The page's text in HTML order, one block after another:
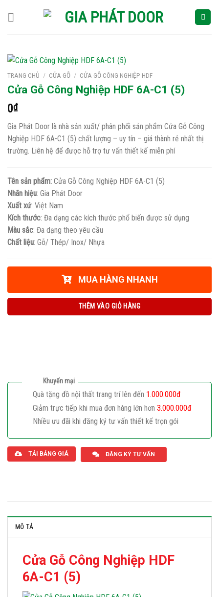
TRANG CHỦ / CỬA GỖ / CỬA GỖ CÔNG NGHIỆP HDF
Cửa Gỗ Công Nghiệp HDF 6A-C1 (5)
0₫
Gia Phát Door là nhà sản xuất/ phân phối sản phẩm Cửa Gỗ Công
Nghiệp HDF 6A-C1 (5) chất lượng – uy tín – giá thành rẻ nhất thị
trường. Liên hệ để được hỗ trợ tư vấn thiết kế miễn phí
Tên sản phẩm: Cửa Gỗ Công Nghiệp HDF 6A-C1 (5)
Nhãn hiệu: Gia Phát Door
Xuất xứ: Việt Nam
Kích thước: Đa dạng các kích thước phổ biến được sử dụng
Màu sắc: Đa dạng theo yêu cầu
Chất liệu: Gỗ/ Thép/ Inox/ Nhựa
MUA HÀNG NHANH
THÊM VÀO GIỎ HÀNG
Khuyến mại
Quà tặng đồ nội thất trang trí lên đến 1.000.000đ
Giảm trực tiếp khi mua đơn hàng lớn hơn 3.000.000đ
Nhiều ưu đãi khi đăng ký tư vấn thiết kế trọn gói
TẢI BẢNG GIÁ ĐĂNG KÝ TƯ VẤN
MÔ TẢ
Cửa Gỗ Công Nghiệp HDF
6A-C1 (5)